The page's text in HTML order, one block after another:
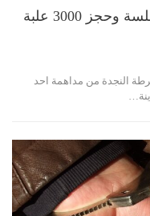
صفاقس: القبض على بائع الخمر خلسة وحجز 3000 علبة
ليلة البارحة الخميس 22 فيفري 2019 شرطة النجدة من مداهمة احد